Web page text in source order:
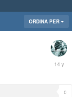
ORDINA PER
March
18,
0